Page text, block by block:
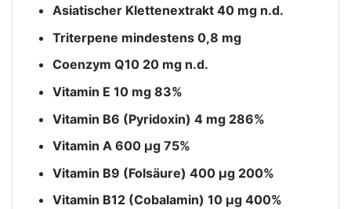
Asiatischer Klettenextrakt 40 mg n.d.
Triterpene mindestens 0,8 mg
Coenzym Q10 20 mg n.d.
Vitamin E 10 mg 83%
Vitamin B6 (Pyridoxin) 4 mg 286%
Vitamin A 600 μg 75%
Vitamin B9 (Folsäure) 400 μg 200%
Vitamin B12 (Cobalamin) 10 μg 400%